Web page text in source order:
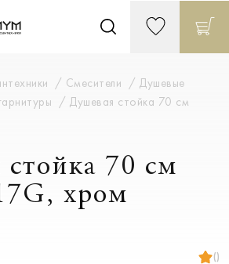
Смесители
Душевые
Душевая стойка 70 см
70 см
хром
()